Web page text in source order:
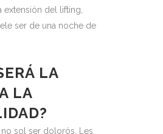
extensión del lifting,
ser de una noche de
LA
LA
sol ser dolorós. Les